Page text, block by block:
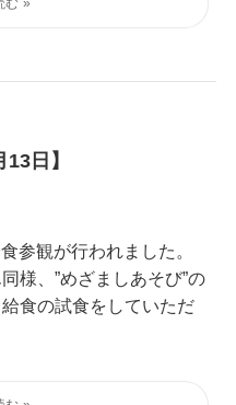
日】
参観が行われました。
様、”めざましあそび”の
食の試食をしていただ